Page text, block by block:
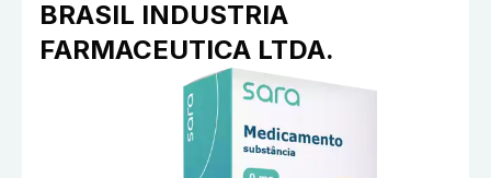
BRASIL INDUSTRIA
FARMACEUTICA LTDA.